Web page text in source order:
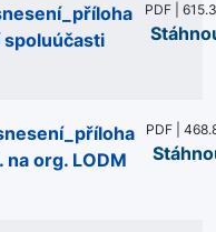
spoluúčasti
PDF |
na org. LODM
PDF |